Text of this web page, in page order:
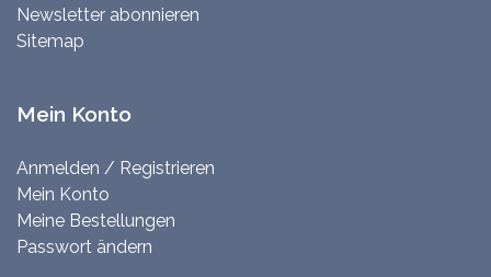
Newsletter abonnieren
Sitemap
Mein Konto
Anmelden / Registrieren
Mein Konto
Meine Bestellungen
Passwort ändern